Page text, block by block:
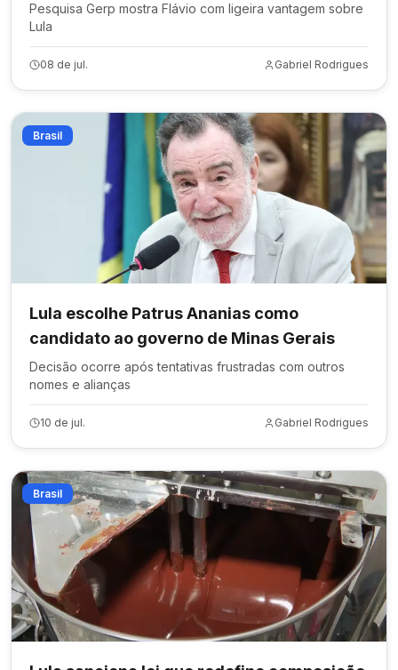
Pesquisa Gerp mostra Flávio com ligeira vantagem sobre
Lula
08 de jul. Gabriel Rodrigues
Brasil
Lula escolhe Patrus Ananias como
candidato ao governo de Minas Gerais
Decisão ocorre após tentativas frustradas com outros
nomes e alianças
10 de jul. Gabriel Rodrigues
Brasil